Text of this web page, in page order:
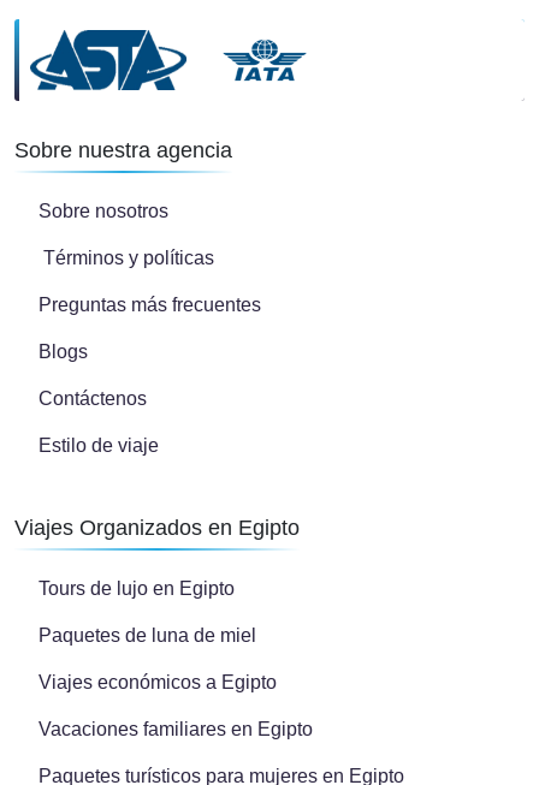
Sobre nuestra agencia
Sobre nosotros
Términos y políticas
Preguntas más frecuentes
Blogs
Contáctenos
Estilo de viaje
Viajes Organizados en Egipto
Tours de lujo en Egipto
Paquetes de luna de miel
Viajes económicos a Egipto
Vacaciones familiares en Egipto
Paquetes turísticos para mujeres en Egipto